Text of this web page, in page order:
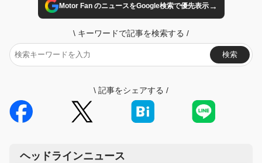
Motor Fan のニュースをGoogle検索で優先表示→
\ キーワードで記事を検索する /
検索
\ 記事をシェアする /
ヘッドラインニュース